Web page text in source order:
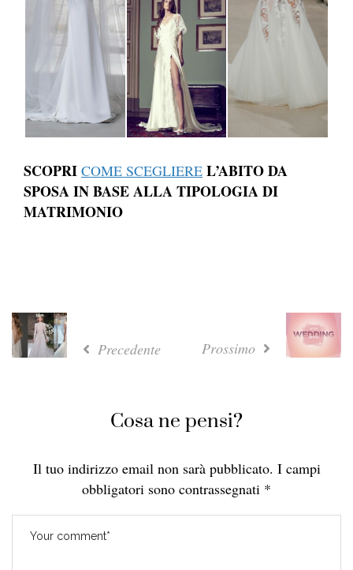
SCOPRI COME SCEGLIERE L’ABITO DA
SPOSA IN BASE ALLA TIPOLOGIA DI
MATRIMONIO
Precedente Prossimo
Cosa ne pensi?
Il tuo indirizzo email non sarà pubblicato. I campi
obbligatori sono contrassegnati *